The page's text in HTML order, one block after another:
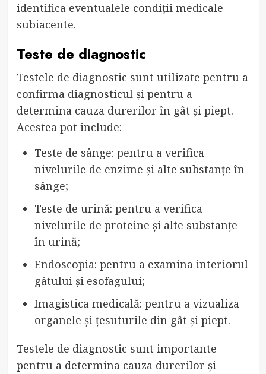
identifica eventualele condiții medicale
subiacente.
Teste de diagnostic
Testele de diagnostic sunt utilizate pentru a
confirma diagnosticul și pentru a
determina cauza durerilor în gât și piept.
Acestea pot include:
Teste de sânge: pentru a verifica
nivelurile de enzime și alte substanțe în
sânge;
Teste de urină: pentru a verifica
nivelurile de proteine și alte substanțe
în urină;
Endoscopia: pentru a examina interiorul
gâtului și esofagului;
Imagistica medicală: pentru a vizualiza
organele și țesuturile din gât și piept.
Testele de diagnostic sunt importante
pentru a determina cauza durerilor și